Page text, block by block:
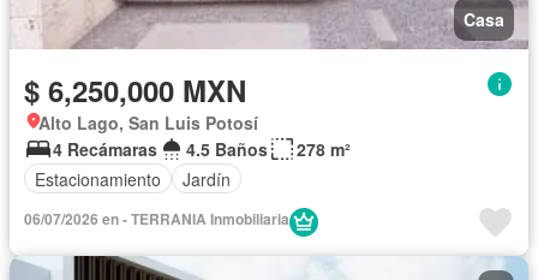
Casa
$ 6,250,000 MXN
Alto Lago, San Luis Potosí
4 Recámaras
4.5 Baños
278 m²
Estacionamiento
Jardín
06/07/2026 en - TERRANIA Inmobiliaria